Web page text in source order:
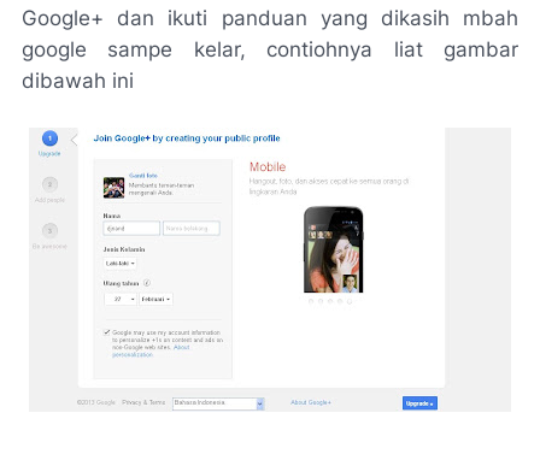
Google+ dan ikuti panduan yang dikasih mbah
google sampe kelar, contiohnya liat gambar
dibawah ini